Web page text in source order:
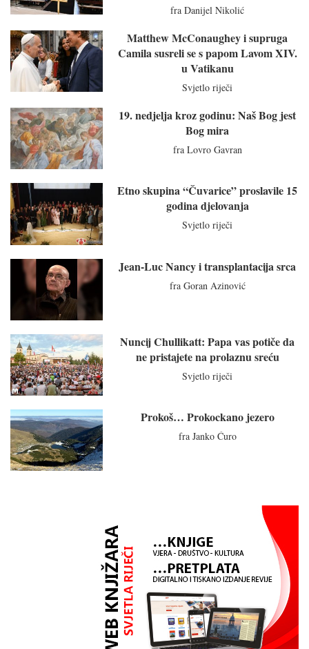
fra Danijel Nikolić
Matthew McConaughey i supruga
Camila susreli se s papom Lavom XIV.
u Vatikanu
Svjetlo riječi
19. nedjelja kroz godinu: Naš Bog jest
Bog mira
fra Lovro Gavran
Etno skupina “Čuvarice” proslavile 15
godina djelovanja
Svjetlo riječi
Jean-Luc Nancy i transplantacija srca
fra Goran Azinović
Nuncij Chullikatt: Papa vas potiče da
ne pristajete na prolaznu sreću
Svjetlo riječi
Prokoš… Prokockano jezero
fra Janko Ćuro